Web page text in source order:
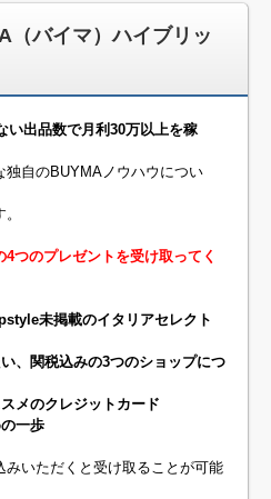
（バイマ）ハイブリッ
い出品数で月利30万以上を稼
独自のBUYMAノウハウについ
つのプレゼントを受け取ってく
未掲載のイタリアセレクト
、関税込みの3つのショップにつ
メのクレジットカード
一歩
いただくと受け取ることが可能